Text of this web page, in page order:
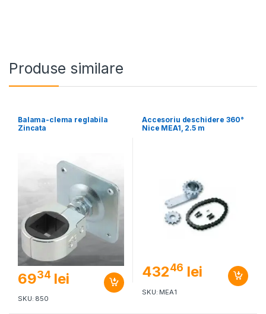
Produse similare
Balama-clema reglabila
Zincata
6934 lei
SKU: 850
Accesoriu deschidere 360°
Nice MEA1, 2.5 m
43246 lei
SKU: MEA1